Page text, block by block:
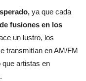
ya que cada
fusiones en los
un lustro, los
transmitían en AM/FM
que artistas en